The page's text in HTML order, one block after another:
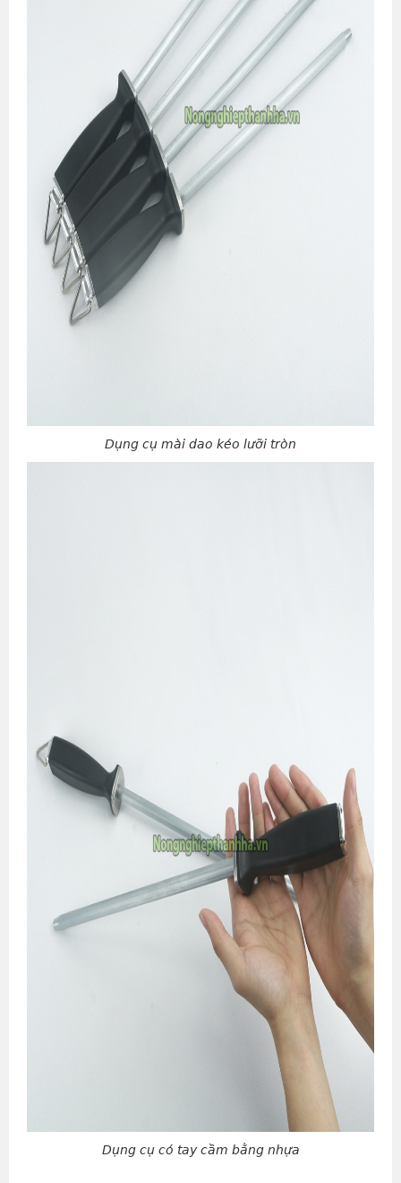
Dụng cụ mài dao kéo lưỡi tròn
Dụng cụ có tay cầm bằng nhựa